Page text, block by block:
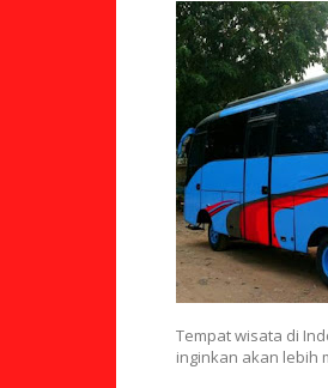
Tempat wisata di
inginkan akan lebih